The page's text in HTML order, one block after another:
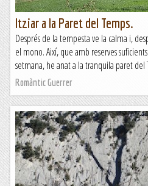
Itziar a la Paret del Temps.
Després de la tempesta ve la calma i,
el mono. Així, que amb reserves
setmana, he anat a la tranquila paret del
Romàntic Guerrer